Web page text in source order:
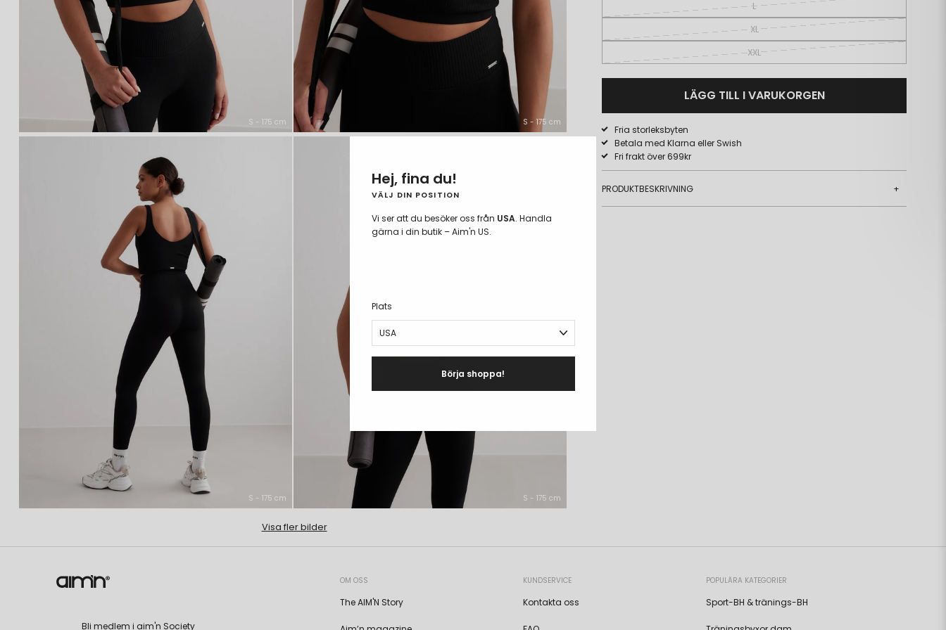
S - 175 cm S - 175 cm
S - 175 cm S - 175 cm
Visa fler bilder
L
XL
XXL
LÄGG TILL I VARUKORGEN
Fria storleksbyten
Betala med Klarna eller Swish
Fri frakt över 699kr
PRODUKTBESKRIVNING +
Bli medlem i aim'n Society
OM OSS
The AIM'N Story
KUNDSERVICE
Kontakta oss
POPULÄRA KATEGORIER
Sport-BH & tränings-BH
Hej, fina du!
VÄLJ DIN POSITION
Vi ser att du besöker oss från USA. Handla
gärna i din butik – Aim'n US.
Plats
Börja shoppa!